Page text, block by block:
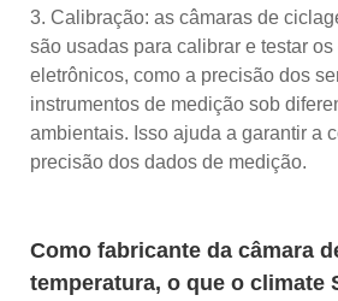
3. Calibração: as câmaras de
são usadas para calibrar e testar
eletrônicos, como a precisão dos
instrumentos de medição sob
ambientais. Isso ajuda a garantir a
precisão dos dados de medição.
Como fabricante da câmara
temperatura, o que o climate